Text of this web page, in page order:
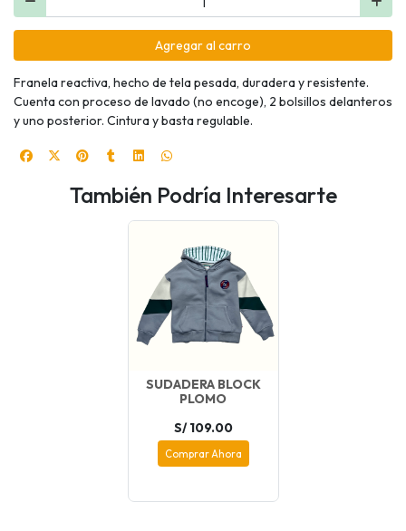
Agregar al carro
Franela reactiva, hecho de tela pesada, duradera y resistente.
Cuenta con proceso de lavado (no encoge), 2 bolsillos delanteros
y uno posterior. Cintura y basta regulable.
También Podría Interesarte
SUDADERA BLOCK
PLOMO
S/ 109.00
Comprar Ahora